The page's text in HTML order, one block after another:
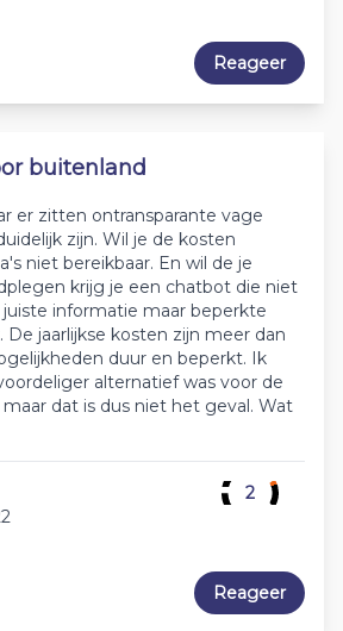
Reageer
buitenland
er zitten ontransparante vage
zijn. Wil je de kosten
niet bereikbaar. En wil de je
krijg je een chatbot die niet
informatie maar beperkte
jaarlijkse kosten zijn meer dan
duur en beperkt. Ik
alternatief was voor de
dat is dus niet het geval. Wat
2
Reageer